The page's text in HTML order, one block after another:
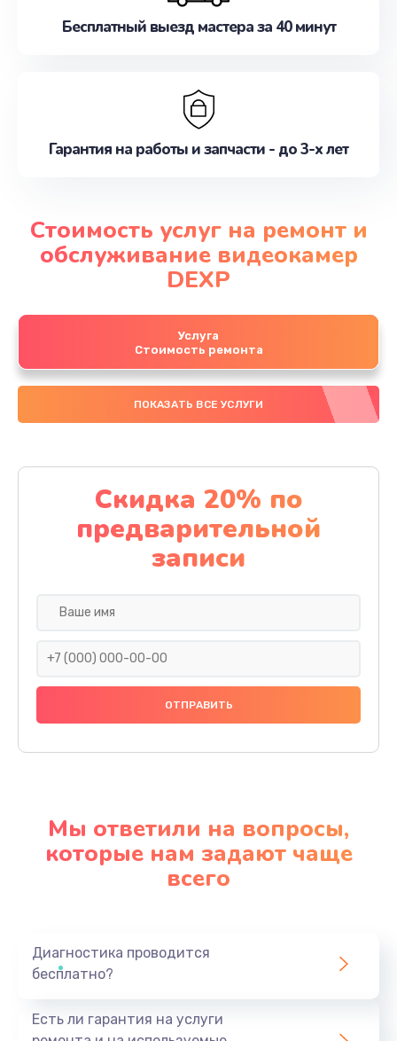
Бесплатный выезд мастера за 40 минут
Гарантия на работы и запчасти - до 3-х лет
Стоимость услуг на ремонт и
обслуживание видеокамер
DEXP
Услуга
Стоимость ремонта
ПОКАЗАТЬ ВСЕ УСЛУГИ
Скидка 20% по
предварительной
записи
Мы ответили на вопросы,
которые нам задают чаще
всего
Диагностика проводится
бесплатно?
Есть ли гарантия на услуги